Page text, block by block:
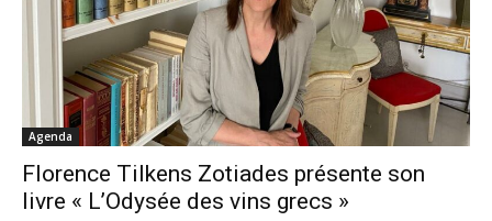
Agenda
Florence Tilkens Zotiades présente son
livre « L’Odysée des vins grecs »